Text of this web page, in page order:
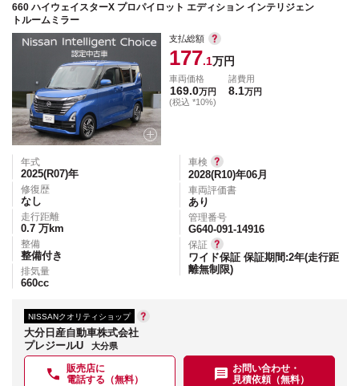
660 ハイウェイスターX プロパイロット エディション インテリジェン
トルームミラー
支払総額
177.1万円
車両価格
169.0万円
(税込 *10%)
諸費用
8.1万円
年式
2025(R07)年
修復歴
なし
走行距離
0.7 万km
整備
整備付き
排気量
660cc
車検
2028(R10)年06月
車両評価書
あり
管理番号
G640-091-14916
保証
ワイド保証 保証期間:2年(走行距
離無制限)
NISSANクオリティショップ
大分日産自動車株式会社
プレジールU
大分県
販売店に
電話する（無料）
お問い合わせ・
見積依頼（無料）